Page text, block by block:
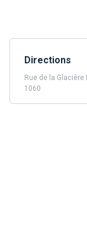
Directions
Rue de la Glacière
1060